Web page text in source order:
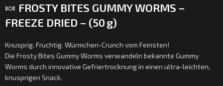
🍬 FROSTY BITES GUMMY WORMS –
FREEZE DRIED – (50 g)
Knusprig. Fruchtig. Würmchen-Crunch vom Feinsten!
Die Frosty Bites Gummy Worms verwandeln bekannte Gummy
Worms durch innovative Gefriertrocknung in einen ultra-leichten,
knusprigen Snack.